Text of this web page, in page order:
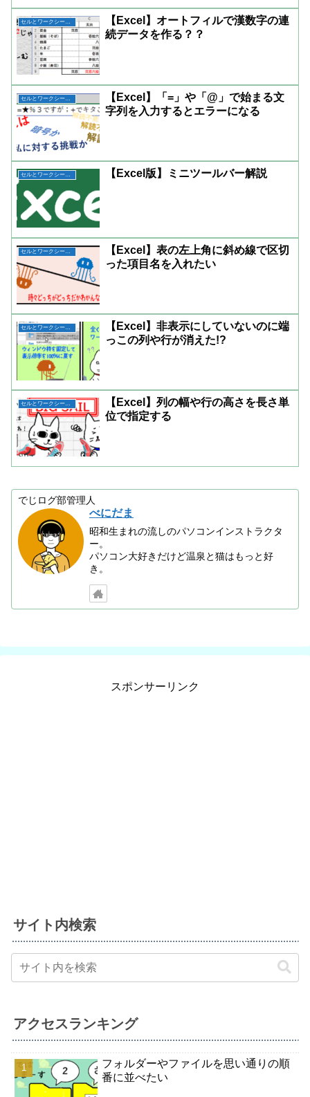
セルとワークシートの操作
【Excel】オートフィルで漢数字の連
続データを作る？？
セルとワークシートの操作
【Excel】「=」や「@」で始まる文
字列を入力するとエラーになる
セルとワークシートの操作 【Excel版】ミニツールバー解説
セルとワークシートの操作
【Excel】表の左上角に斜め線で区切
った項目名を入れたい
セルとワークシートの操作
【Excel】非表示にしていないのに端
っこの列や行が消えた!?
セルとワークシートの操作
【Excel】列の幅や行の高さを長さ単
位で指定する
でじログ部管理人
べにだま
昭和生まれの流しのパソコンインストラクタ
ー。
パソコン大好きだけど温泉と猫はもっと好
き。
スポンサーリンク
サイト内検索
アクセスランキング
フォルダーやファイルを思い通りの順
番に並べたい